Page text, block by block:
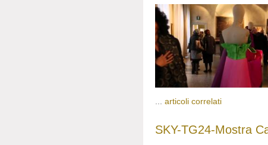
articoli correlati
SKY-TG24-Mostra